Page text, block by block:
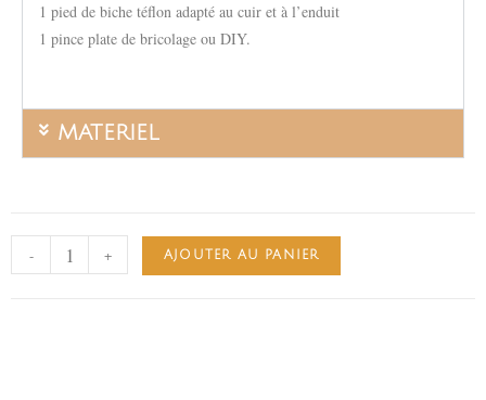
1 pied de biche téflon adapté au cuir et à l’enduit
1 pince plate de bricolage ou DIY.
MATERIEL
- + AJOUTER AU PANIER